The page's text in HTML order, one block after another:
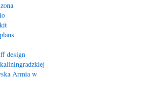
design
Armia w